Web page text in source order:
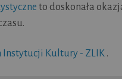
to doskonała
Instytucji Kultury - ZLIK .